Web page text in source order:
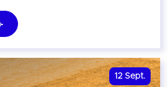
12 Sept.